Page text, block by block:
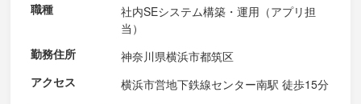
職種
社内SEシステム構築・運用（アプリ担
当）
勤務住所
神奈川県横浜市都筑区
アクセス
横浜市営地下鉄線センター南駅 徒歩15分